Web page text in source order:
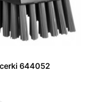
644052